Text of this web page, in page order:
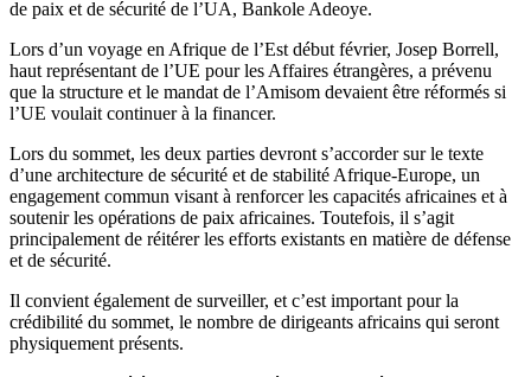
de paix et de sécurité de l’UA, Bankole Adeoye.
Lors d’un voyage en Afrique de l’Est début février, Josep Borrell,
haut représentant de l’UE pour les Affaires étrangères, a prévenu
que la structure et le mandat de l’Amisom devaient être réformés si
l’UE voulait continuer à la financer.
Lors du sommet, les deux parties devront s’accorder sur le texte
d’une architecture de sécurité et de stabilité Afrique-Europe, un
engagement commun visant à renforcer les capacités africaines et à
soutenir les opérations de paix africaines. Toutefois, il s’agit
principalement de réitérer les efforts existants en matière de défense
et de sécurité.
Il convient également de surveiller, et c’est important pour la
crédibilité du sommet, le nombre de dirigeants africains qui seront
physiquement présents.